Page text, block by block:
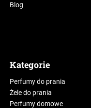
Blog
Kategorie
Perfumy do prania
Żele do prania
Perfumy domowe